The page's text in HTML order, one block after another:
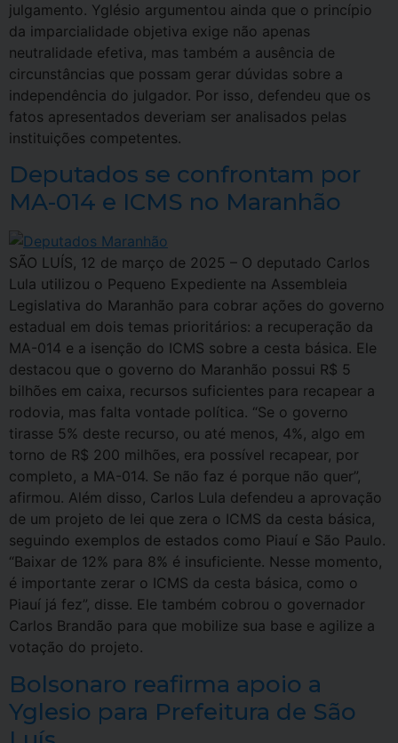
julgamento. Yglésio argumentou ainda que o princípio
da imparcialidade objetiva exige não apenas
neutralidade efetiva, mas também a ausência de
circunstâncias que possam gerar dúvidas sobre a
independência do julgador. Por isso, defendeu que os
fatos apresentados deveriam ser analisados pelas
instituições competentes.
Deputados se confrontam por
MA-014 e ICMS no Maranhão
SÃO LUÍS, 12 de março de 2025 – O deputado Carlos
Lula utilizou o Pequeno Expediente na Assembleia
Legislativa do Maranhão para cobrar ações do governo
estadual em dois temas prioritários: a recuperação da
MA-014 e a isenção do ICMS sobre a cesta básica. Ele
destacou que o governo do Maranhão possui R$ 5
bilhões em caixa, recursos suficientes para recapear a
rodovia, mas falta vontade política. “Se o governo
tirasse 5% deste recurso, ou até menos, 4%, algo em
torno de R$ 200 milhões, era possível recapear, por
completo, a MA-014. Se não faz é porque não quer”,
afirmou. Além disso, Carlos Lula defendeu a aprovação
de um projeto de lei que zera o ICMS da cesta básica,
seguindo exemplos de estados como Piauí e São Paulo.
“Baixar de 12% para 8% é insuficiente. Nesse momento,
é importante zerar o ICMS da cesta básica, como o
Piauí já fez”, disse. Ele também cobrou o governador
Carlos Brandão para que mobilize sua base e agilize a
votação do projeto.
Bolsonaro reafirma apoio a
Yglesio para Prefeitura de São